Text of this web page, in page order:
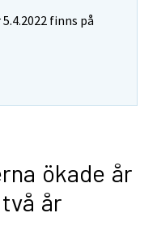
finns på
ökade år
år